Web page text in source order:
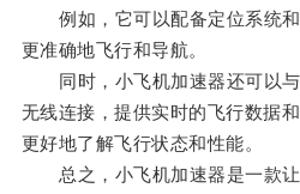
例如，它可以配备定位系统和
更准确地飞行和导航。
同时，小飞机加速器还可以与
无线连接，提供实时的飞行数据
更好地了解飞行状态和性能。
总之，小飞机加速器是一款让